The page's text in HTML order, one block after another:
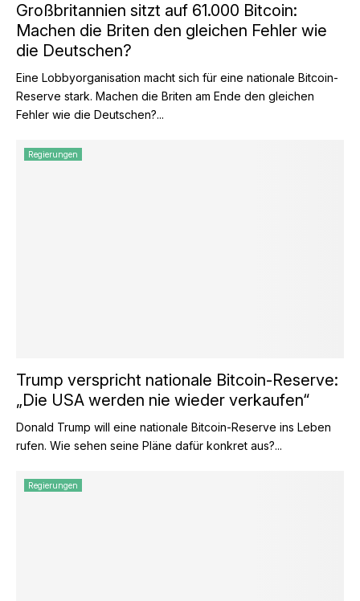
Großbritannien sitzt auf 61.000 Bitcoin:
Machen die Briten den gleichen Fehler wie
die Deutschen?
Eine Lobbyorganisation macht sich für eine nationale Bitcoin-
Reserve stark. Machen die Briten am Ende den gleichen
Fehler wie die Deutschen?...
Regierungen
Trump verspricht nationale Bitcoin-Reserve:
„Die USA werden nie wieder verkaufen“
Donald Trump will eine nationale Bitcoin-Reserve ins Leben
rufen. Wie sehen seine Pläne dafür konkret aus?...
Regierungen